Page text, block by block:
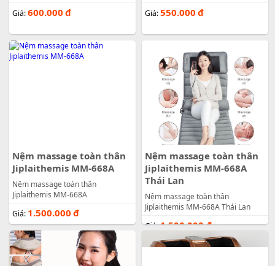
Giá:600.000 đ
Giá:550.000 đ
Nệm massage toàn thân
Jiplaithemis MM-668A
Nệm massage toàn thân
Jiplaithemis MM-668A
Giá: 1.500.000 đ
Nệm massage toàn thân
Jiplaithemis MM-668A
Thái Lan
Nệm massage toàn thân
Jiplaithemis MM-668A Thái Lan
Giá:1.500.000đ